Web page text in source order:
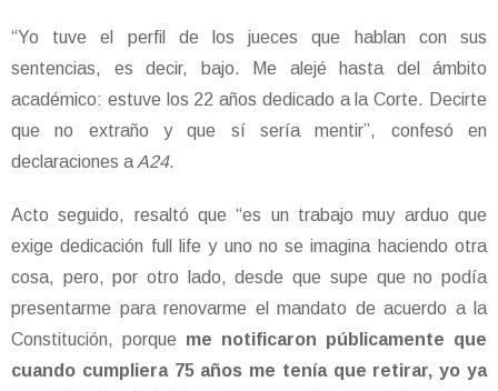
“Yo tuve el perfil de los jueces que hablan con sus
sentencias, es decir, bajo. Me alejé hasta del ámbito
académico: estuve los 22 años dedicado a la Corte. Decirte
que no extraño y que sí sería mentir”, confesó en
declaraciones a A24.
Acto seguido, resaltó que “es un trabajo muy arduo que
exige dedicación full life y uno no se imagina haciendo otra
cosa, pero, por otro lado, desde que supe que no podía
presentarme para renovarme el mandato de acuerdo a la
Constitución, porque me notificaron públicamente que
cuando cumpliera 75 años me tenía que retirar, yo ya